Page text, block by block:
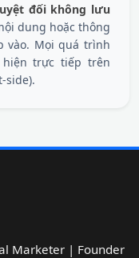
đối không lưu
dung hoặc thông
vào. Mọi quá trình
trực tiếp trên
side).
Marketer | Founder